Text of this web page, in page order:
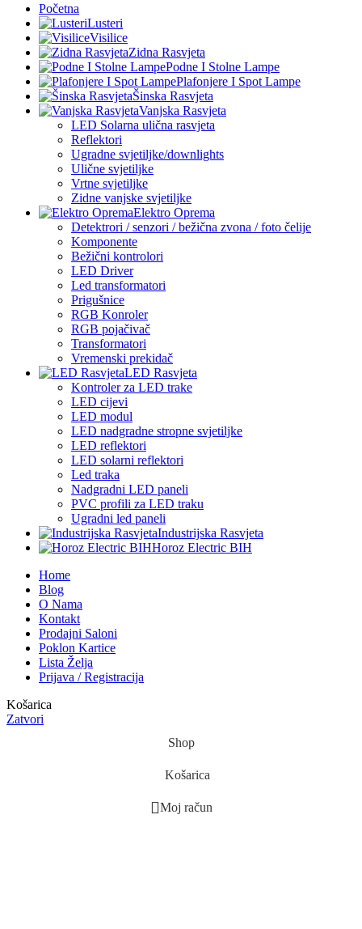
Početna
Lusteri
Visilice
Zidna Rasvjeta
Podne I Stolne Lampe
Plafonjere I Spot Lampe
Šinska Rasvjeta
Vanjska Rasvjeta
LED Solarna ulična rasvjeta
Reflektori
Ugradne svjetiljke/downlights
Ulične svjetiljke
Vrtne svjetiljke
Zidne vanjske svjetiljke
Elektro Oprema
Detektrori / senzori / bežična zvona / foto čelije
Komponente
Bežični kontrolori
LED Driver
Led transformatori
Prigušnice
RGB Konroler
RGB pojačivač
Transformatori
Vremenski prekidač
LED Rasvjeta
Kontroler za LED trake
LED cijevi
LED modul
LED nadgradne stropne svjetiljke
LED reflektori
LED solarni reflektori
Led traka
Nadgradni LED paneli
PVC profili za LED traku
Ugradni led paneli
Industrijska Rasvjeta
Horoz Electric BIH
Home
Blog
O Nama
Kontakt
Prodajni Saloni
Poklon Kartice
Lista Želja
Prijava / Registracija
Košarica
Zatvori
Shop
Košarica
Moj račun